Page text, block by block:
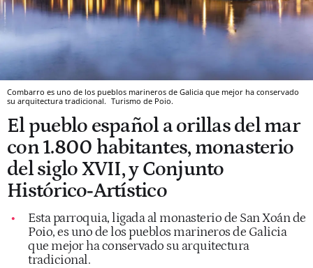
Combarro es uno de los pueblos marineros de Galicia que mejor ha conservado
su arquitectura tradicional. Turismo de Poio.
El pueblo español a orillas del mar
con 1.800 habitantes, monasterio
del siglo XVII, y Conjunto
Histórico‑Artístico
Esta parroquia, ligada al monasterio de San Xoán de
Poio, es uno de los pueblos marineros de Galicia
que mejor ha conservado su arquitectura
tradicional.